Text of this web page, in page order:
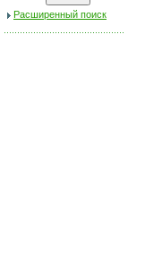
Расширенный поиск